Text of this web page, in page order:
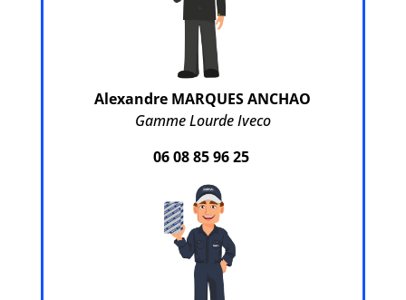
Alexandre MARQUES ANCHAO
Gamme Lourde Iveco
06 08 85 96 25